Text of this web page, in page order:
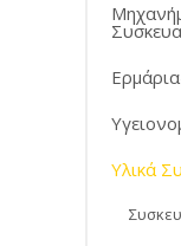
Υλικά